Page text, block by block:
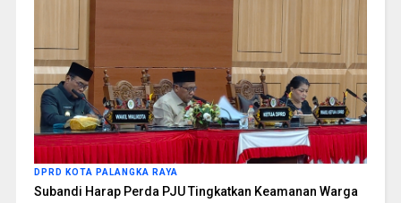
DPRD KOTA PALANGKA RAYA
Subandi Harap Perda PJU Tingkatkan Keamanan Warga